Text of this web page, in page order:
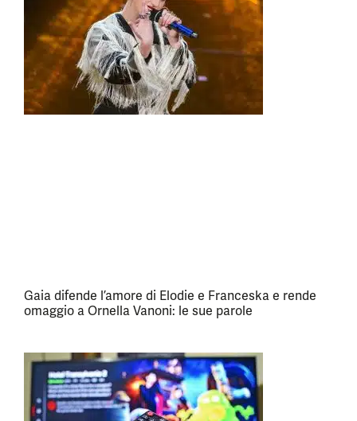
Gaia difende l’amore di Elodie e Franceska e rende
omaggio a Ornella Vanoni: le sue parole